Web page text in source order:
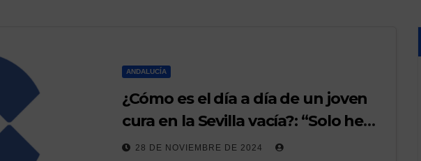
ANDALUCÍA
¿Cómo es el día a día de un joven
cura en la Sevilla vacía?: “Solo he
casado a dos personas este año”
28 DE NOVIEMBRE DE 2024